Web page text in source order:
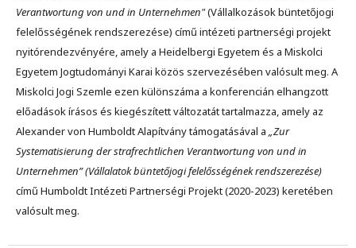
Verantwortung von und in Unternehmen"(Vállalkozások büntetőjogi
felelősségének rendszerezése) című intézeti partnerségi projekt
nyitórendezvényére, amely a Heidelbergi Egyetem és a Miskolci
Egyetem Jogtudományi Karai közös szervezésében valósult meg. A
Miskolci Jogi Szemle ezen különszáma a konferencián elhangzott
előadások írásos és kiegészített változatát tartalmazza, amely az
Alexander von Humboldt Alapítvány támogatásával a „Zur
Systematisierung der strafrechtlichen Verantwortung von und in
Unternehmen” (Vállalatok büntetőjogi felelősségének rendszerezése)
című Humboldt Intézeti Partnerségi Projekt (2020-2023) keretében
valósult meg.